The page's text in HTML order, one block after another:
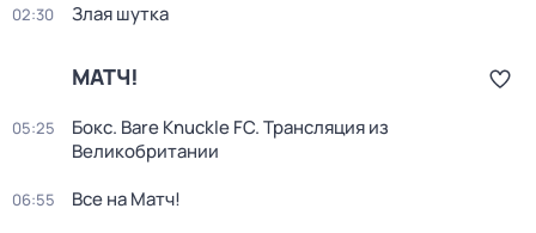
02:30 Злая шутка
МАТЧ!
05:25
Бокс. Bare Knuckle FC. Трансляция из
Великобритании
06:55 Все на Матч!